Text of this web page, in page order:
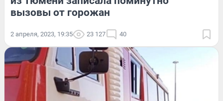
вызовы от горожан
2 апреля, 2023, 19:35 23 127 40